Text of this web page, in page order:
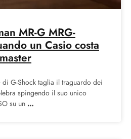
MR-G MRG-
un Casio costa
G-Shock taglia il traguardo dei
spingendo il suo unico
su un